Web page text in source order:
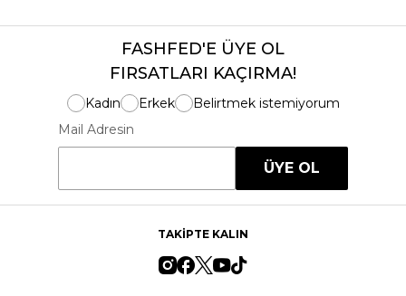
FASHFED'E ÜYE OL
FIRSATLARI KAÇIRMA!
Kadın Erkek
Belirtmek istemiyorum
Mail Adresin
ÜYE OL
TAKİPTE KALIN